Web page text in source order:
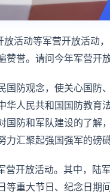
活动等军营开放活动
誉。请问今年军营开
防观念，使关心国防
人民共和国国防教育
防和军队建设的了解
汇聚起强国强军的磅
开放活动。其中，陆
重大节日、纪念日期